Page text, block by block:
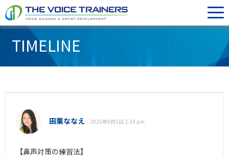
TIMELINE
田栗ななえ 2025年9月5日 2:34 pm
【鼻声対策の練習法】